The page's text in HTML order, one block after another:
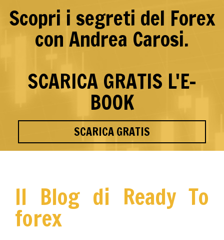
Scopri i segreti del Forex
con Andrea Carosi.
SCARICA GRATIS L'E-
BOOK
SCARICA GRATIS
Il Blog di Ready To
forex